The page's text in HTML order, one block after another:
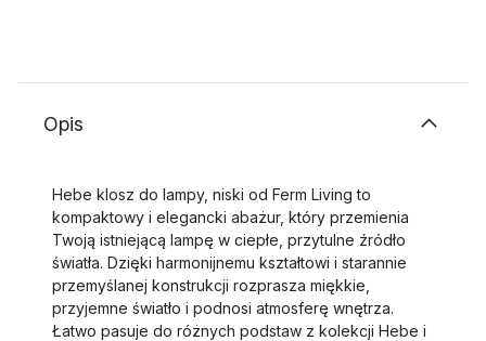
Opis
Hebe klosz do lampy, niski od Ferm Living to
kompaktowy i elegancki abażur, który przemienia
Twoją istniejącą lampę w ciepłe, przytulne źródło
światła. Dzięki harmonijnemu kształtowi i starannie
przemyślanej konstrukcji rozprasza miękkie,
przyjemne światło i podnosi atmosferę wnętrza.
Łatwo pasuje do różnych podstaw z kolekcji Hebe i